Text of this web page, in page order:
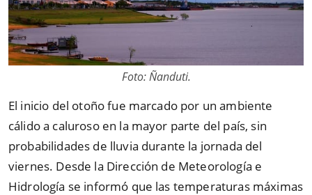
Foto: Ñanduti.
El inicio del otoño fue marcado por un ambiente
cálido a caluroso en la mayor parte del país, sin
probabilidades de lluvia durante la jornada del
viernes. Desde la Dirección de Meteorología e
Hidrología se informó que las temperaturas máximas